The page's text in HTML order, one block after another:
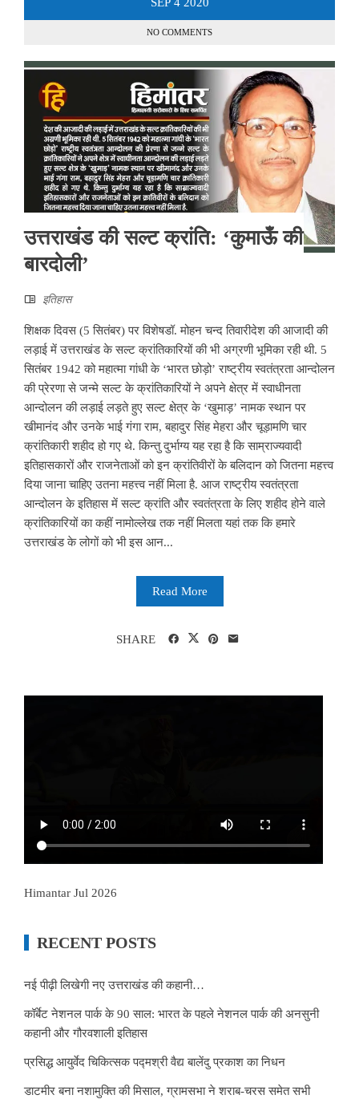
NO COMMENTS
उत्तराखंड की सल्ट क्रांति: ‘कुमाऊँ की
बारदोली’
इतिहास
शिक्षक दिवस (5 सितंबर) पर विशेषडॉ. मोहन चन्द तिवारीदेश की आजादी की
लड़ाई में उत्तराखंड के सल्ट क्रांतिकारियों की भी अग्रणी भूमिका रही थी. 5
सितंबर 1942 को महात्मा गांधी के ‘भारत छोड़ो’ राष्ट्रीय स्वतंत्रता आन्दोलन
की प्रेरणा से जन्मे सल्ट के क्रांतिकारियों ने अपने क्षेत्र में स्वाधीनता
आन्दोलन की लड़ाई लड़ते हुए सल्ट क्षेत्र के ‘खुमाड़’ नामक स्थान पर
खीमानंद और उनके भाई गंगा राम, बहादुर सिंह मेहरा और चूड़ामणि चार
क्रांतिकारी शहीद हो गए थे. किन्तु दुर्भाग्य यह रहा है कि साम्राज्यवादी
इतिहासकारों और राजनेताओं को इन क्रांतिवीरों के बलिदान को जितना महत्त्व
दिया जाना चाहिए उतना महत्त्व नहीं मिला है. आज राष्ट्रीय स्वतंत्रता
आन्दोलन के इतिहास में सल्ट क्रांति और स्वतंत्रता के लिए शहीद होने वाले
क्रांतिकारियों का कहीं नामोल्लेख तक नहीं मिलता यहां तक कि हमारे
उत्तराखंड के लोगों को भी इस आन...
Read More
SHARE
Himantar Jul 2026
RECENT POSTS
नई पीढ़ी लिखेगी नए उत्तराखंड की कहानी…
कॉर्बेट नेशनल पार्क के 90 साल: भारत के पहले नेशनल पार्क की अनसुनी
कहानी और गौरवशाली इतिहास
प्रसिद्ध आयुर्वेद चिकित्सक पद्मश्री वैद्य बालेंदु प्रकाश का निधन
डाटमीर बना नशामुक्ति की मिसाल, ग्रामसभा ने शराब-चरस समेत सभी